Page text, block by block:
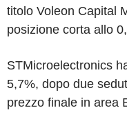
titolo Voleon Capital
posizione corta allo
STMicroelectronics
5,7%, dopo due
prezzo finale in area